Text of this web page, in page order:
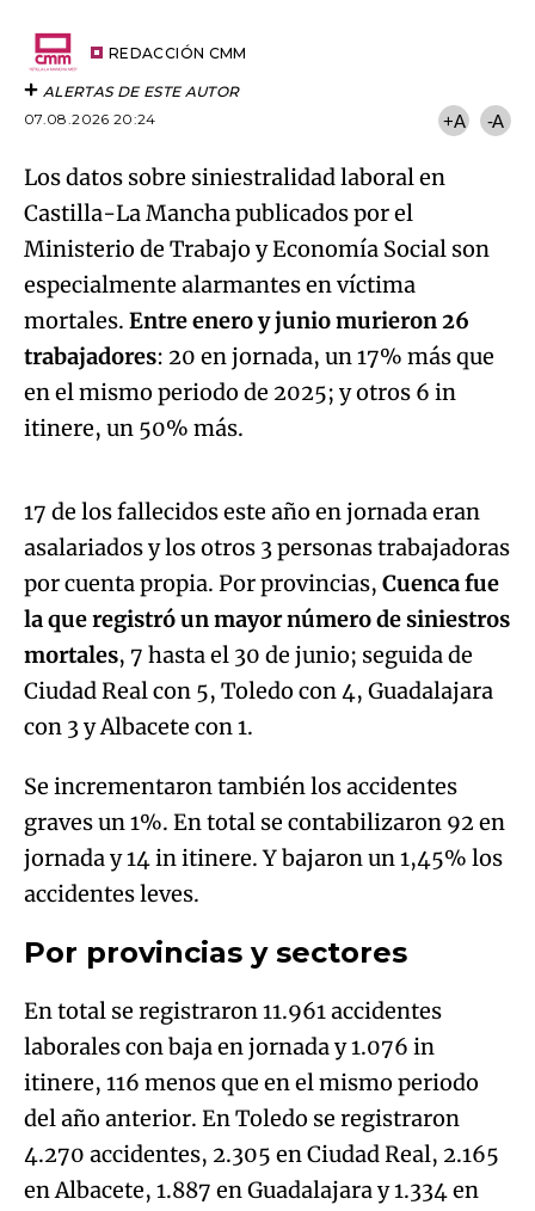
REDACCIÓN CMM
ALERTAS DE ESTE AUTOR
07.08.2026 20:24
+A -A
Los datos sobre siniestralidad laboral en
Castilla-La Mancha publicados por el
Ministerio de Trabajo y Economía Social son
especialmente alarmantes en víctima
mortales. Entre enero y junio murieron 26
trabajadores: 20 en jornada, un 17% más que
en el mismo periodo de 2025; y otros 6 in
itinere, un 50% más.Algo salió mal.
Try again
17 de los fallecidos este año en jornada eran
asalariados y los otros 3 personas trabajadoras
por cuenta propia. Por provincias, Cuenca fue
la que registró un mayor número de siniestros
mortales, 7 hasta el 30 de junio; seguida de
Ciudad Real con 5, Toledo con 4, Guadalajara
con 3 y Albacete con 1.
Se incrementaron también los accidentes
graves un 1%. En total se contabilizaron 92 en
jornada y 14 in itinere. Y bajaron un 1,45% los
accidentes leves.
Por provincias y sectores
En total se registraron 11.961 accidentes
laborales con baja en jornada y 1.076 in
itinere, 116 menos que en el mismo periodo
del año anterior. En Toledo se registraron
4.270 accidentes, 2.305 en Ciudad Real, 2.165
en Albacete, 1.887 en Guadalajara y 1.334 en